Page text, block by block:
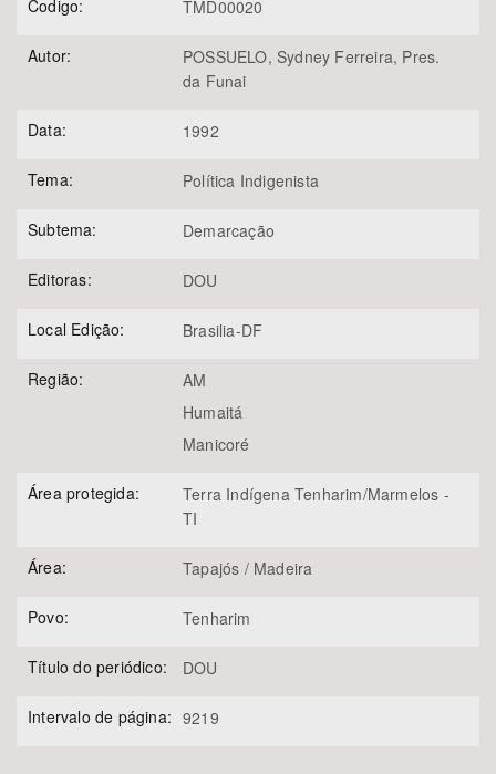
Codigo: TMD00020
Autor:
POSSUELO, Sydney Ferreira, Pres.
da Funai
Data: 1992
Tema: Política Indigenista
Subtema: Demarcação
Editoras: DOU
Local Edição: Brasilia-DF
Região:
AM
Humaitá
Manicoré
Área protegida:
Terra Indígena Tenharim/Marmelos -
TI
Área: Tapajós / Madeira
Povo: Tenharim
Título do periódico: DOU
Intervalo de página: 9219